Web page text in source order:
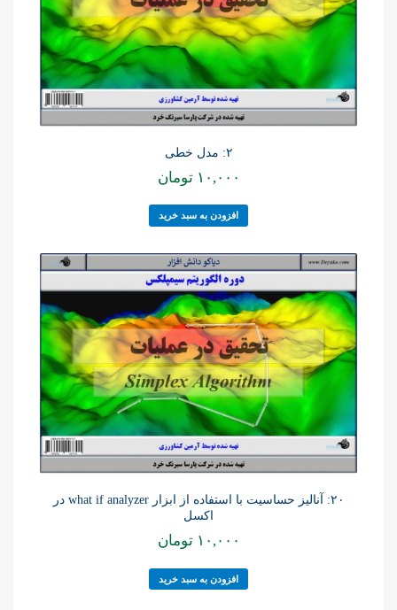
۲: مدل خطی
۱۰,۰۰۰ تومان
افزودن به سبد خرید
۲۰: آنالیز حساسیت با استفاده از ابزار what if analyzer در
اکسل
۱۰,۰۰۰ تومان
افزودن به سبد خرید